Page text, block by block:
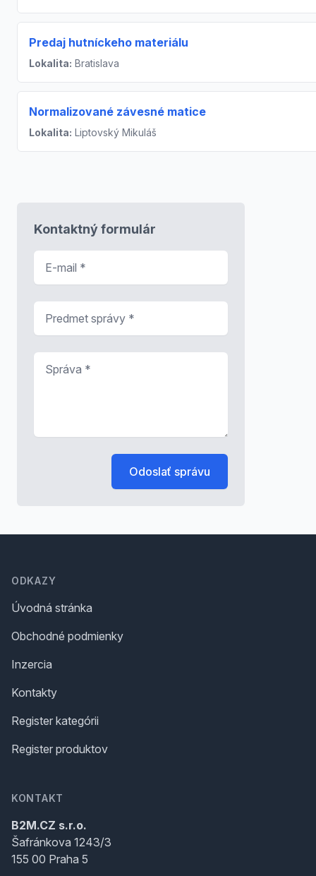
Predaj hutníckeho materiálu
Lokalita: Bratislava
Normalizované závesné matice
Lokalita: Liptovský Mikuláš
Kontaktný formulár
Odoslať správu
ODKAZY
Úvodná stránka
Obchodné podmienky
Inzercia
Kontakty
Register kategórii
Register produktov
KONTAKT
B2M.CZ s.r.o.
Šafránkova 1243/3
155 00 Praha 5